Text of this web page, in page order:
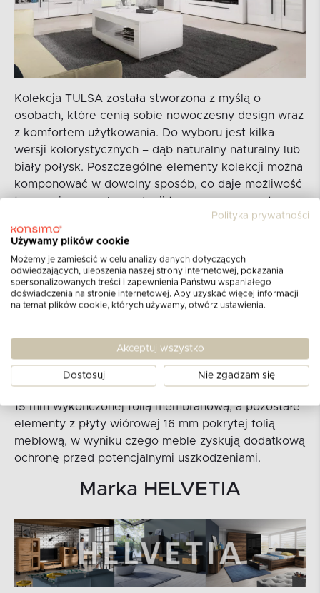
Kolekcja TULSA została stworzona z myślą o
osobach, które cenią sobie nowoczesny design wraz
z komfortem użytkowania. Do wyboru jest kilka
wersji kolorystycznych – dąb naturalny naturalny lub
biały połysk. Poszczególne elementy kolekcji można
komponować w dowolny sposób, co daje możliwość
tworzenia nowych aranżacji tego samego wnętrza.
Ważnym elementem kolekcji TULSA jest możliwość
zamontowania energooszczędnego oświetlenia LED
w wyznaczonych bryłach. Ponadto zainstalowane w
szufladach prowadnice kulkowe z pełnym wysuwem,
czy też poręczne, wydłużone uchwyty optycznie
powiększające wnętrze to tylko niektóre z zalet
meblach zaokrąglone krawędzie frontów, które
zagwarantują bezpieczne korzystanie z tej
wyjątkowej kolekcji. Meble wykonane są z
najwyższej jakości materiałów – korpus z płyty MDF
15 mm wykończonej folią membranową, a pozostałe
elementy z płyty wiórowej 16 mm pokrytej folią
meblową, w wyniku czego meble zyskują dodatkową
ochronę przed potencjalnymi uszkodzeniami.
Marka HELVETIA
Polityka prywatności
Używamy plików cookie
Możemy je zamieścić w celu analizy danych dotyczących
odwiedzających, ulepszenia naszej strony internetowej, pokazania
spersonalizowanych treści i zapewnienia Państwu wspaniałego
doświadczenia na stronie internetowej. Aby uzyskać więcej informacji
na temat plików cookie, których używamy, otwórz ustawienia.
Akceptuj wszystko
Dostosuj Nie zgadzam się